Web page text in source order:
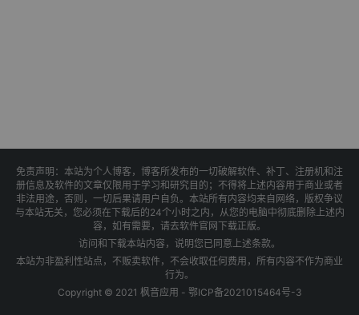
免责声明：本站为个人博客，博客所发布的一切破解软件、补丁、注册机和注
册信息及软件的文章仅限用于学习和研究目的；不得将上述内容用于商业或者
非法用途，否则，一切后果请用户自负。本站所有内容均来自网络，版权争议
与本站无关，您必须在下载后的24个小时之内，从您的电脑中彻底删除上述内
容，如有需要，请去软件官网下载正版。
访问和下载本站内容，说明您已同意上述条款。
本站为非盈利性站点，不贩卖软件，不会收取任何费用，所有内容不作为商业
行为。
Copyright © 2021 枫音应用 - 鄂ICP备2021015464号-3